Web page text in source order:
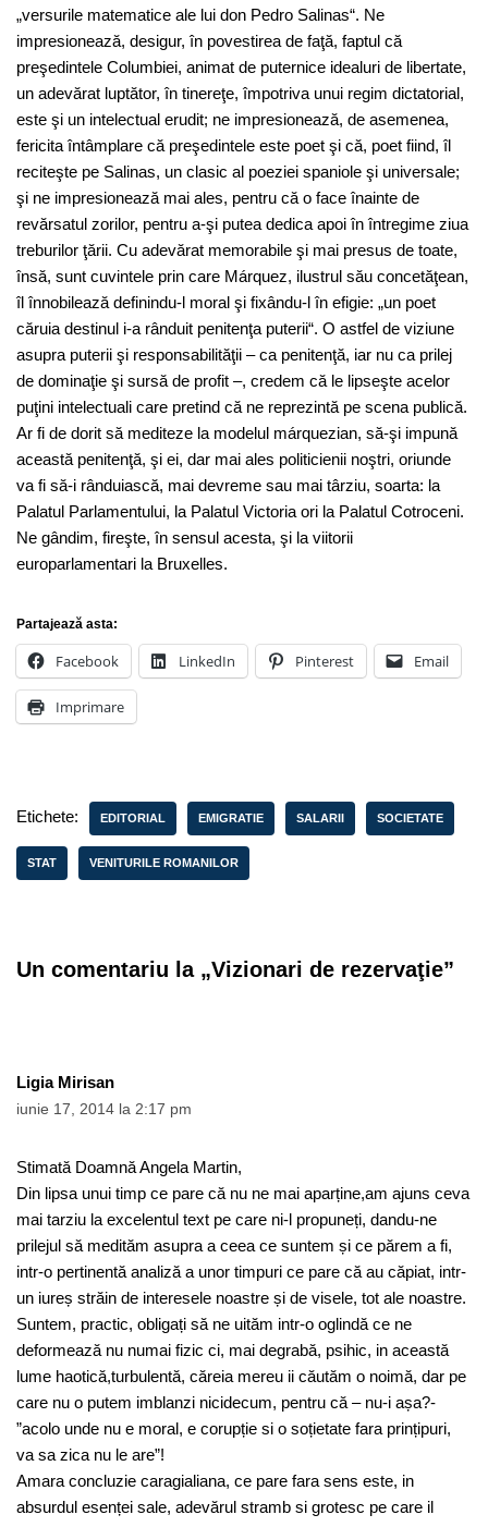
„versurile matematice ale lui don Pedro Salinas“. Ne
impresionează, desigur, în povestirea de faţă, faptul că
preşedintele Columbiei, animat de puternice idealuri de libertate,
un adevărat luptător, în tinereţe, împotriva unui regim dictatorial,
este şi un intelectual erudit; ne impresionează, de asemenea,
fericita întâmplare că preşedintele este poet şi că, poet fiind, îl
reciteşte pe Salinas, un clasic al poeziei spaniole şi universale;
şi ne impresionează mai ales, pentru că o face înainte de
revărsatul zorilor, pentru a-şi putea dedica apoi în întregime ziua
treburilor ţării. Cu adevărat memorabile şi mai presus de toate,
însă, sunt cuvintele prin care Márquez, ilustrul său concetăţean,
îl înnobilează definindu-l moral şi fixându-l în efigie: „un poet
căruia destinul i-a rânduit penitenţa puterii“. O astfel de viziune
asupra puterii şi responsabilităţii – ca penitenţă, iar nu ca prilej
de dominaţie şi sursă de profit –, credem că le lipseşte acelor
puţini intelectuali care pretind că ne reprezintă pe scena publică.
Ar fi de dorit să mediteze la modelul márquezian, să-şi impună
această penitenţă, şi ei, dar mai ales politicienii noştri, oriunde
va fi să-i rânduiască, mai devreme sau mai târziu, soarta: la
Palatul Parlamentului, la Palatul Victoria ori la Palatul Cotroceni.
Ne gândim, fireşte, în sensul acesta, şi la viitorii
europarlamentari la Bruxelles.
Partajează asta:
Facebook LinkedIn Pinterest Email
Imprimare
Etichete: EDITORIAL EMIGRATIE SALARII SOCIETATE
STAT VENITURILE ROMANILOR
Un comentariu la „Vizionari de rezervaţie”
Ligia Mirisan
iunie 17, 2014 la 2:17 pm
Stimată Doamnă Angela Martin,
Din lipsa unui timp ce pare că nu ne mai aparține,am ajuns ceva
mai tarziu la excelentul text pe care ni-l propuneți, dandu-ne
prilejul să medităm asupra a ceea ce suntem și ce părem a fi,
intr-o pertinentă analiză a unor timpuri ce pare că au căpiat, intr-
un iureș străin de interesele noastre și de visele, tot ale noastre.
Suntem, practic, obligați să ne uităm intr-o oglindă ce ne
deformează nu numai fizic ci, mai degrabă, psihic, in această
lume haotică,turbulentă, căreia mereu ii căutăm o noimă, dar pe
care nu o putem imblanzi nicidecum, pentru că – nu-i așa?-
”acolo unde nu e moral, e corupție si o soțietate fara prințipuri,
va sa zica nu le are”!
Amara concluzie caragialiana, ce pare fara sens este, in
absurdul esenței sale, adevărul stramb si grotesc pe care il